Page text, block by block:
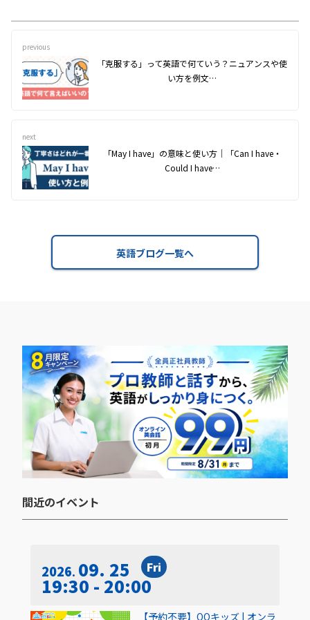
previous
「克服する」って英語で何ていう？ニュアンスや使
い方を例文…
next
「May I have」の意味と使い方｜「Can I have・
Could I have…
英語ブログ一覧へ
間近のイベント​
2026 09. 25 Fri
19:30 - 20:00
【予約不要】QQキッズ | オンラ